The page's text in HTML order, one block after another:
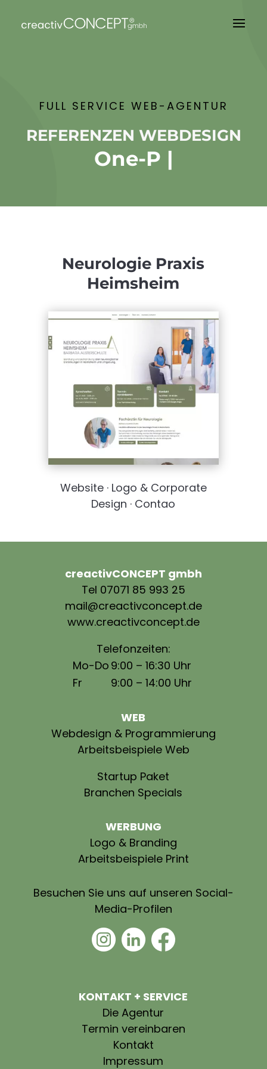
FULL SERVICE WEB-AGENTUR
REFERENZEN WEBDESIGN
One-Pa
Neurologie Praxis
Heimsheim
Website · Logo & Corporate
Design · ​Contao
creactivCONCEPT gmbh
Tel 07071 85 993 25
mail@creactivconcept.de
www.creactivconcept.de
Telefonzeiten:
Mo-Do 9:00 – 16:30 Uhr
Fr
9:00 – 14:00 Uhr
WEB
Webdesign & Programmierung
Arbeitsbeispiele Web
Startup Paket
Branchen Specials
WERBUNG
Logo & Branding
Arbeitsbeispiele Print
Besuchen Sie uns auf unseren Social-
Media-Profilen
KONTAKT + SERVICE
Die Agentur
Termin vereinbaren
Kontakt
Impressum